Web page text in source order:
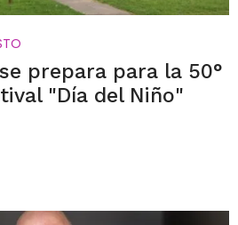
prepara para la 50°
"Día del Niño"